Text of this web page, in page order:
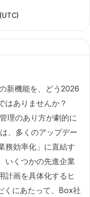
新機能を、どう2026
はありませんか？
理のあり方が劇的に
、多くのアップデー
務効率化」に直結す
いくつかの先進企業
計画を具体化するヒ
くにあたって、Box社